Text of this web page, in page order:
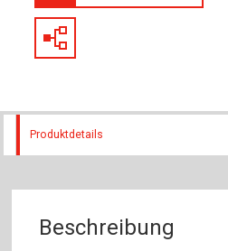
Produktdetails
Beschreibung